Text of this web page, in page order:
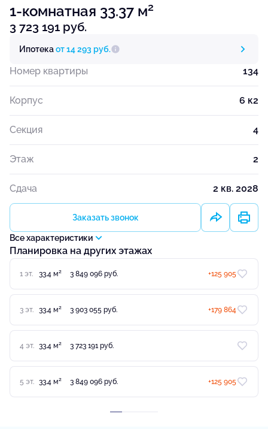
1-комнатная 33.37 м2
3 723 191 руб.
Ипотекаот 14 293 руб.
Номер квартиры 134
Корпус 6 к2
Секция 4
Этаж 2
Сдача 2 кв. 2028
Заказать звонок
Все характеристики
Планировка на других этажах
1 эт. 33.4 м2 3 849 096 руб. +125 905
3 эт. 33.4 м2 3 903 055 руб. +179 864
4 эт. 33.4 м2 3 723 191 руб.
5 эт. 33.4 м2 3 849 096 руб. +125 905